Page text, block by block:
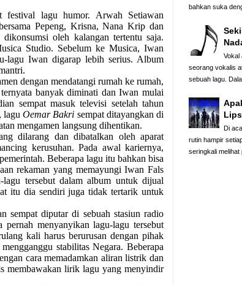
lagu humor. Arwah Setiawan
Pepeng, Krisna, Nana Krip dan
oleh kalangan tertentu saja.
Studio. Sebelum ke Musica, Iwan
lagu Iwan digarap lebih serius. Album
dengan mendatangi rumah ke rumah,
banyak diminati dan Iwan mulai
sempat masuk televisi setelah tahun
laguOemar Bakri sempat ditayangkan di
mengamen langsung dihentikan.
dilarang dan dibatalkan oleh aparat
kerusuhan. Pada awal kariernya,
Beberapa lagu itu bahkan bisa
rekaman yang memayungi Iwan Fals
tersebut dalam album untuk dijual
itu dia sendiri juga tidak tertarik untuk
sempat diputar di sebuah stasiun radio
menyanyikan lagu-lagu tersebut
kali harus berurusan dengan pihak
stabilitas Negara. Beberapa
cara memadamkan aliran listrik dan
membawakan lirik lagu yang menyindir
bahkan suka
Vokal
seorang vokalis
sebuah lagu.
Di
rutin hampir
seringkali melihat